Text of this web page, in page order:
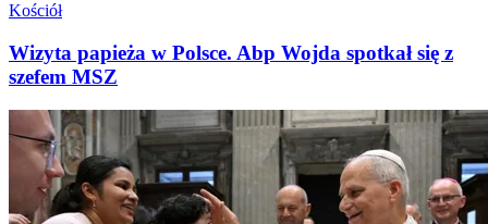
Kościół
Wizyta papieża w Polsce. Abp Wojda spotkał się z
szefem MSZ